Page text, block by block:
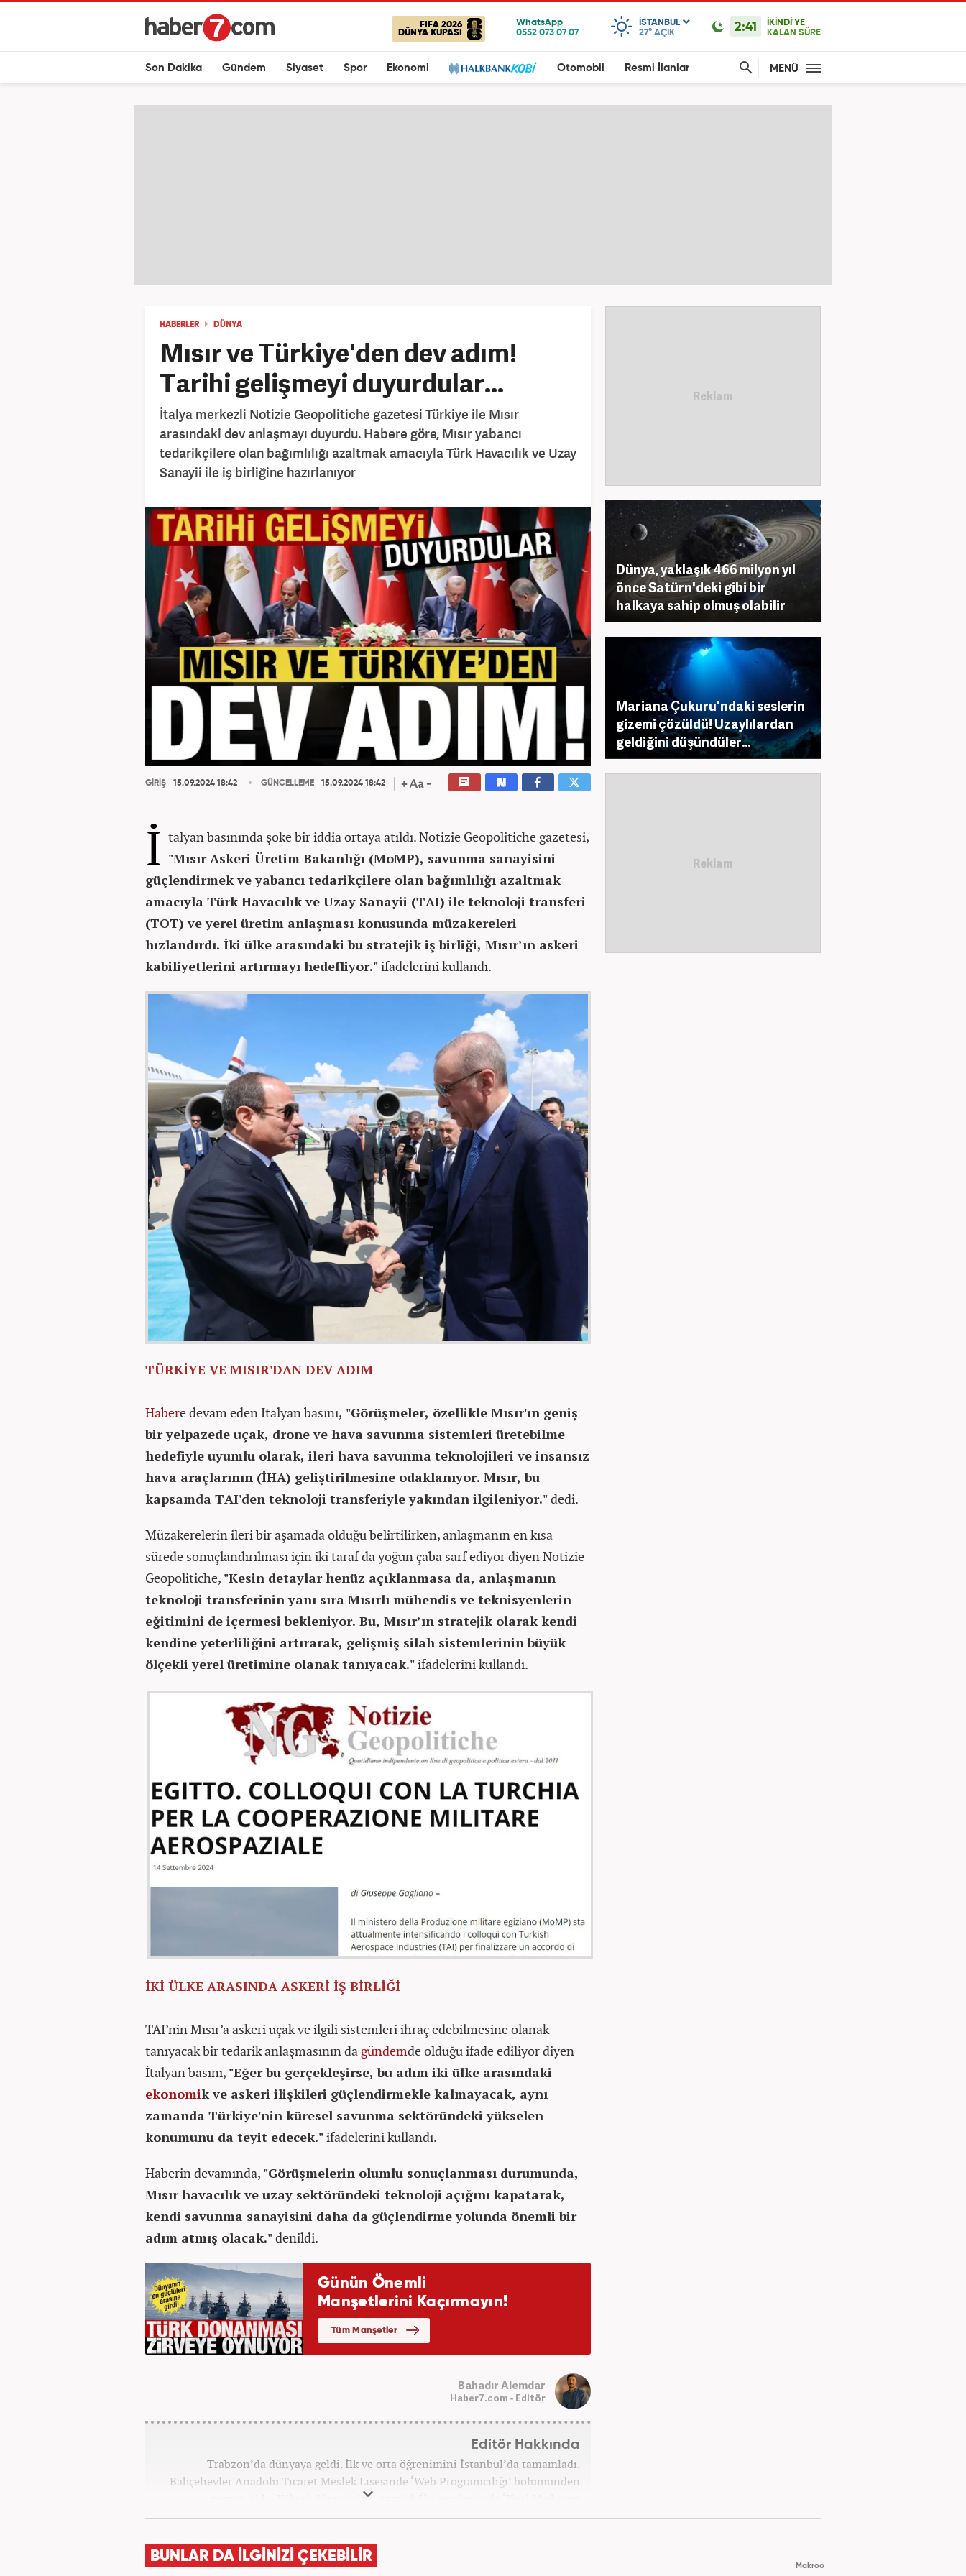
FIFA 2026
DÜNYA KUPASI
ISTANBUL
27° AÇIK 2:41
İKİNDİ'YE
KALAN SÜRE
Son Dakika Gündem Siyaset Spor Ekonomi Otomobil Resmi İlanlar MENÜ
HABERLER DÜNYA
Mısır ve Türkiye'den dev adım!
Tarihi gelişmeyi duyurdular...
İtalya merkezli Notizie Geopolitiche gazetesi Türkiye ile Mısır
arasındaki dev anlaşmayı duyurdu. Habere göre, Mısır yabancı
tedarikçilere olan bağımlılığı azaltmak amacıyla Türk Havacılık ve Uzay
Sanayii ile iş birliğine hazırlanıyor
GİRİŞ 15.09.2024 18:42 GÜNCELLEME 15.09.2024 18:42
İ talyan basınında şoke bir iddia ortaya atıldı. Notizie Geopolitiche gazetesi,
"Mısır Askeri Üretim Bakanlığı (MoMP), savunma sanayisini
güçlendirmek ve yabancı tedarikçilere olan bağımlılığı azaltmak
amacıyla Türk Havacılık ve Uzay Sanayii (TAI) ile teknoloji transferi
(TOT) ve yerel üretim anlaşması konusunda müzakereleri
hızlandırdı. İki ülke arasındaki bu stratejik iş birliği, Mısır’ın askeri
kabiliyetlerini artırmayı hedefliyor."ifadelerini kullandı.
TÜRKİYE VE MISIR'DAN DEV ADIM
Habere devam eden İtalyan basını, "Görüşmeler, özellikle Mısır'ın geniş
bir yelpazede uçak, drone ve hava savunma sistemleri üretebilme
hedefiyle uyumlu olarak, ileri hava savunma teknolojileri ve insansız
hava araçlarının (İHA) geliştirilmesine odaklanıyor. Mısır, bu
kapsamda TAI'den teknoloji transferiyle yakından ilgileniyor."dedi.
Müzakerelerin ileri bir aşamada olduğu belirtilirken, anlaşmanın en kısa
sürede sonuçlandırılması için iki taraf da yoğun çaba sarf ediyor diyen Notizie
Geopolitiche, "Kesin detaylar henüz açıklanmasa da, anlaşmanın
teknoloji transferinin yanı sıra Mısırlı mühendis ve teknisyenlerin
eğitimini de içermesi bekleniyor. Bu, Mısır’ın stratejik olarak kendi
kendine yeterliliğini artırarak, gelişmiş silah sistemlerinin büyük
ölçekli yerel üretimine olanak tanıyacak."ifadelerini kullandı.
İKİ ÜLKE ARASINDA ASKERİ İŞ BİRLİĞİ
TAI’nin Mısır’a askeri uçak ve ilgili sistemleri ihraç edebilmesine olanak
tanıyacak bir tedarik anlaşmasının da gündemde olduğu ifade ediliyor diyen
İtalyan basını, "Eğer bu gerçekleşirse, bu adım iki ülke arasındaki
ekonomik ve askeri ilişkileri güçlendirmekle kalmayacak, aynı
zamanda Türkiye'nin küresel savunma sektöründeki yükselen
konumunu da teyit edecek."ifadelerini kullandı.
Haberin devamında, "Görüşmelerin olumlu sonuçlanması durumunda,
Mısır havacılık ve uzay sektöründeki teknoloji açığını kapatarak,
kendi savunma sanayisini daha da güçlendirme yolunda önemli bir
adım atmış olacak."denildi.
Bahadır Alemdar
Haber7.com - Editör
Editör Hakkında
Trabzon’da dünyaya geldi. İlk ve orta öğrenimini İstanbul’da tamamladı.
Bahçelievler Anadolu Ticaret Meslek Lisesinde ‘Web Programcılığı’ bölümünden
mezun oldu. Yüksek öğrenimini, Atatürk Üniversitesinde ‘Yeni Medya ve
Gazetecilik’ mezunu olarak tamamladı. Gazeteciliğe ilk adımını 2011 yılında attı.
üzere ağırlıklı olarak gündem, dünya, ekonomi, spor ve teknoloji kategorilerinde
birçok haber ve röportaja imza atarak galeri ve video hazırladı. Bahadır Alemdar,
Dünya, yaklaşık 466 milyon yıl
önce Satürn'deki gibi bir
halkaya sahip olmuş olabilir
Mariana Çukuru'ndaki seslerin
gizemi çözüldü! Uzaylılardan
geldiğini düşündüler...
BUNLAR DA İLGİNİZİ ÇEKEBİLİR
Makroo